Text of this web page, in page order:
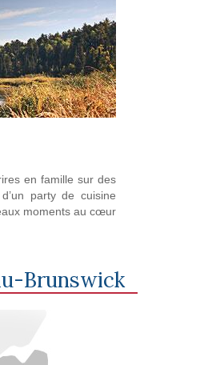
en famille sur des
party de cuisine
moments au cœur
Brunswick